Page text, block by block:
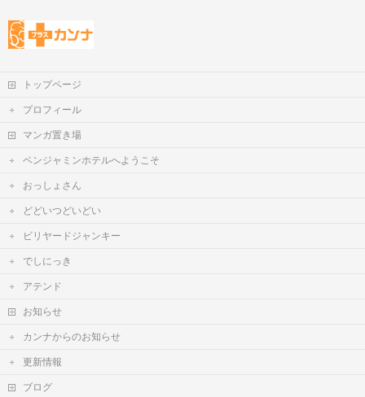
トップページ
プロフィール
マンガ置き場
ベンジャミンホテルへようこそ
おっしょさん
どどいつどいどい
ビリヤードジャンキー
でしにっき
アテンド
お知らせ
カンナからのお知らせ
更新情報
ブログ